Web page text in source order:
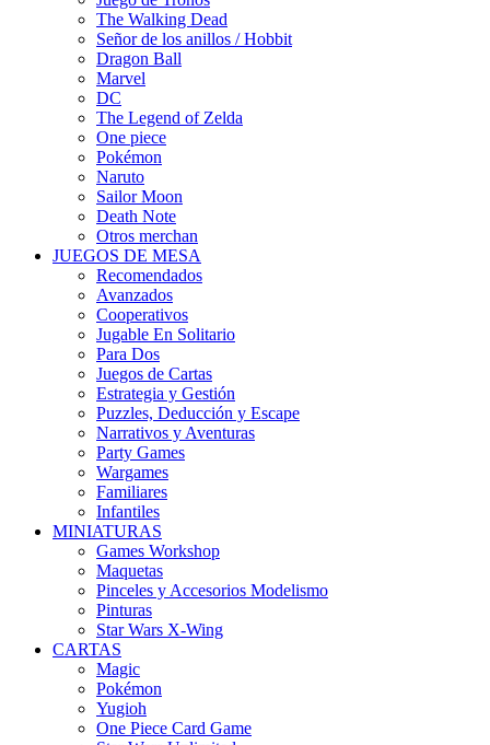
The Walking Dead
Señor de los anillos / Hobbit
Dragon Ball
Marvel
DC
The Legend of Zelda
One piece
Pokémon
Naruto
Sailor Moon
Death Note
Otros merchan
JUEGOS DE MESA
Recomendados
Avanzados
Cooperativos
Jugable En Solitario
Para Dos
Juegos de Cartas
Estrategia y Gestión
Puzzles, Deducción y Escape
Narrativos y Aventuras
Party Games
Wargames
Familiares
Infantiles
MINIATURAS
Games Workshop
Maquetas
Pinceles y Accesorios Modelismo
Pinturas
Star Wars X-Wing
CARTAS
Magic
Pokémon
Yugioh
One Piece Card Game